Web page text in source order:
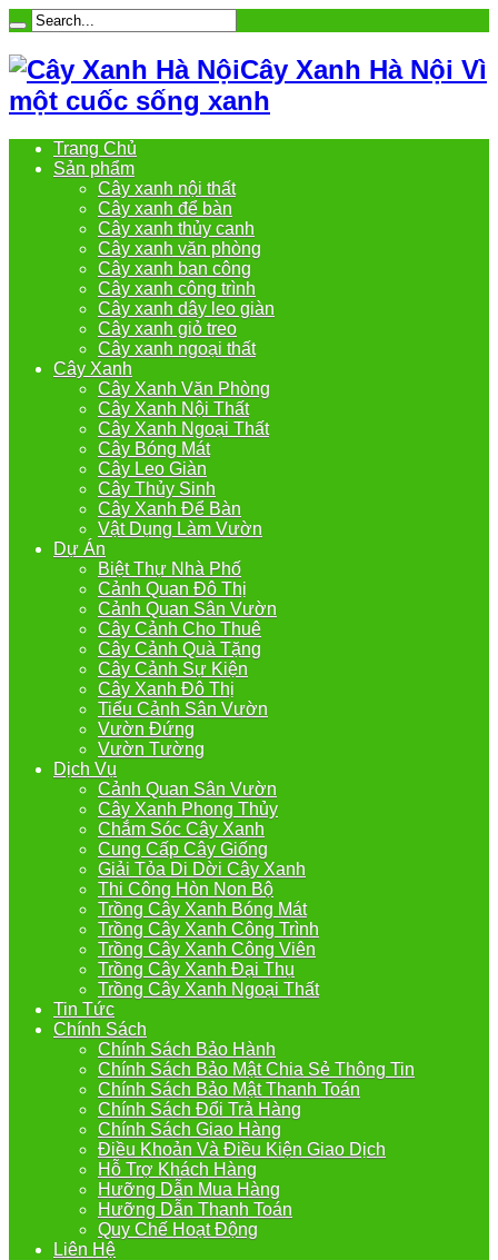
Cây Xanh Hà Nội Vì
một cuốc sống xanh
Trang Chủ
Sản phẩm
Cây xanh nội thất
Cây xanh để bàn
Cây xanh thủy canh
Cây xanh văn phòng
Cây xanh ban công
Cây xanh công trình
Cây xanh dây leo giàn
Cây xanh giỏ treo
Cây xanh ngoại thất
Cây Xanh
Cây Xanh Văn Phòng
Cây Xanh Nội Thất
Cây Xanh Ngoại Thất
Cây Bóng Mát
Cây Leo Giàn
Cây Thủy Sinh
Cây Xanh Để Bàn
Vật Dụng Làm Vườn
Dự Án
Biệt Thự Nhà Phố
Cảnh Quan Đô Thị
Cảnh Quan Sân Vườn
Cây Cảnh Cho Thuê
Cây Cảnh Quà Tặng
Cây Cảnh Sự Kiện
Cây Xanh Đô Thị
Tiểu Cảnh Sân Vườn
Vườn Đứng
Vườn Tường
Dịch Vụ
Cảnh Quan Sân Vườn
Cây Xanh Phong Thủy
Chắm Sóc Cây Xanh
Cung Cấp Cây Giống
Giải Tỏa Di Dời Cây Xanh
Thi Công Hòn Non Bộ
Trồng Cây Xanh Bóng Mát
Trồng Cây Xanh Công Trình
Trồng Cây Xanh Công Viên
Trồng Cây Xanh Đại Thụ
Trồng Cây Xanh Ngoại Thất
Tin Tức
Chính Sách
Chính Sách Bảo Hành
Chính Sách Bảo Mật Chia Sẻ Thông Tin
Chính Sách Bảo Mật Thanh Toán
Chính Sách Đổi Trả Hàng
Chính Sách Giao Hàng
Điều Khoản Và Điều Kiện Giao Dịch
Hỗ Trợ Khách Hàng
Hưỡng Dẫn Mua Hàng
Hưỡng Dẫn Thanh Toán
Quy Chế Hoạt Động
Liên Hệ